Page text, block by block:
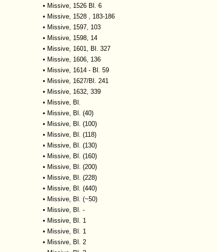
• Missive, 1526 Bl. 6
• Missive, 1528 , 183-186
• Missive, 1597, 103
• Missive, 1598, 14
• Missive, 1601, Bl. 327
• Missive, 1606, 136
• Missive, 1614 - Bl. 59
• Missive, 1627/Bl. 241
• Missive, 1632, 339
• Missive, Bl.
• Missive, Bl. (40)
• Missive, Bl. (100)
• Missive, Bl. (118)
• Missive, Bl. (130)
• Missive, Bl. (160)
• Missive, Bl. (200)
• Missive, Bl. (228)
• Missive, Bl. (440)
• Missive, Bl. (~50)
• Missive, Bl. -
• Missive, Bl. 1
• Missive, Bl. 1
• Missive, Bl. 2